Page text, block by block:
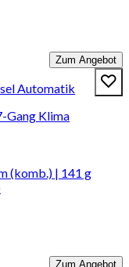
Zum Angebot
Automatik
Gang Klima
(komb.) | 141 g
Zum Angebot